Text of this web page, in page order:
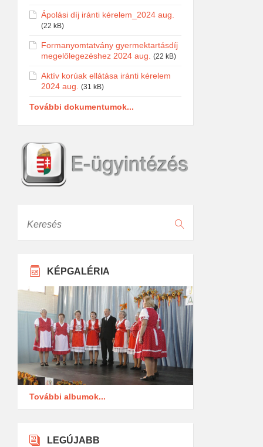
Ápolási díj iránti kérelem_2024 aug.
(22 kB)
Formanyomtatvány gyermektartásdíj
megelőlegezéshez 2024 aug.
(22 kB)
Aktív korúak ellátása iránti kérelem
2024 aug.
(31 kB)
További dokumentumok...
KÉPGALÉRIA
További albumok...
LEGÚJABB